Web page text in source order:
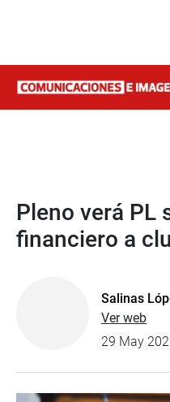
Pleno verá PL
financiero a
Salinas
Ver web
29 May